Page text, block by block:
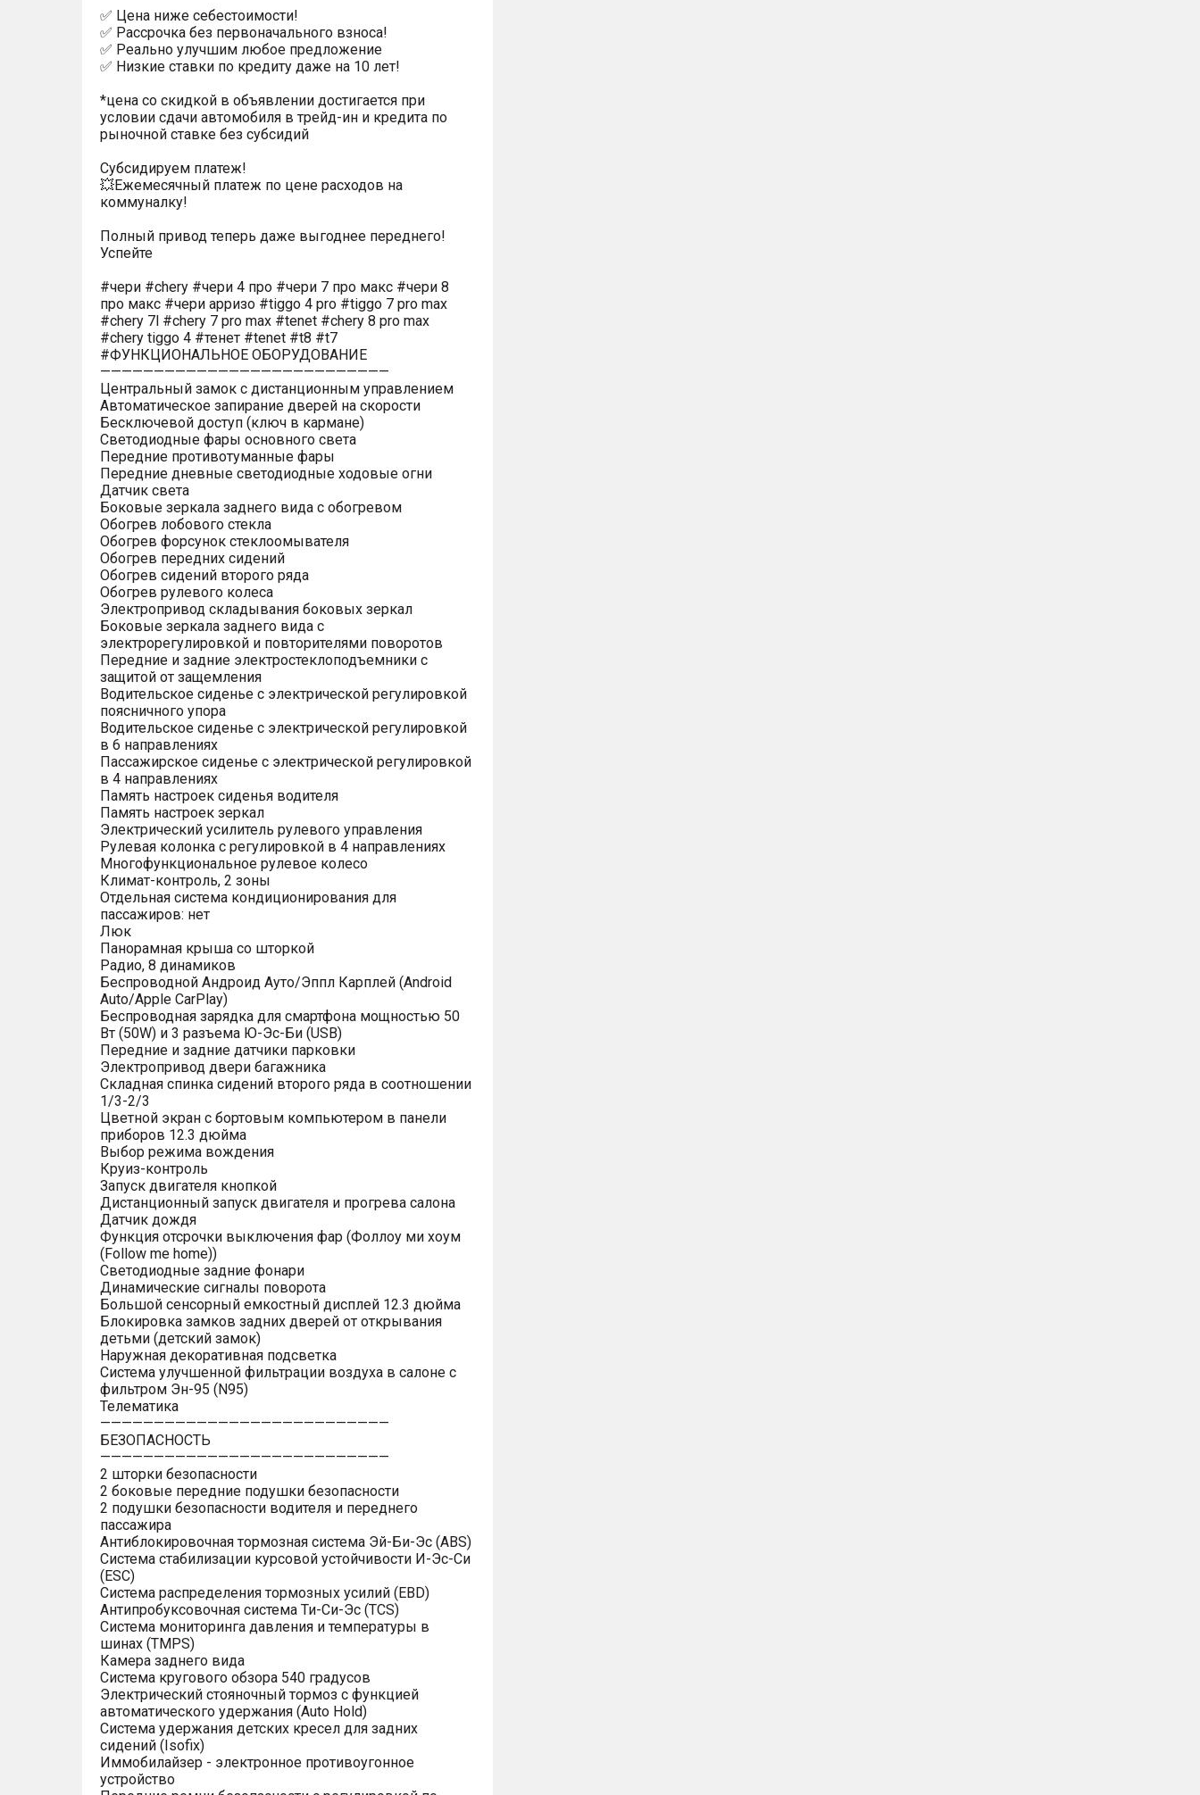
✅ Цена ниже себестоимости!
✅ Рассрочка без первоначального взноса!
✅ Реально улучшим любое предложение
✅ Низкие ставки по кредиту даже на 10 лет!
*цена со скидкой в объявлении достигается при
условии сдачи автомобиля в трейд-ин и кредита по
рыночной ставке без субсидий
Субсидируем платеж!
💥Ежемесячный платеж по цене расходов на
коммуналку!
Полный привод теперь даже выгоднее переднего!
Успейте
#чери #chery #чери 4 про #чери 7 про макс #чери 8
про макс #чери арризо #tiggo 4 pro #tiggo 7 pro max
#chery 7l #chery 7 pro max #tenet #chery 8 pro max
#chery tiggo 4 #тенет #tenet #t8 #t7
#ФУНКЦИОНАЛЬНОЕ ОБОРУДОВАНИЕ
———————————————————————————
Центральный замок с дистанционным управлением
Автоматическое запирание дверей на скорости
Бесключевой доступ (ключ в кармане)
Светодиодные фары основного света
Передние противотуманные фары
Передние дневные светодиодные ходовые огни
Датчик света
Боковые зеркала заднего вида с обогревом
Обогрев лобового стекла
Обогрев форсунок стеклоомывателя
Обогрев передних сидений
Обогрев сидений второго ряда
Обогрев рулевого колеса
Электропривод складывания боковых зеркал
Боковые зеркала заднего вида с
электрорегулировкой и повторителями поворотов
Передние и задние электростеклоподъемники с
защитой от защемления
Водительское сиденье с электрической регулировкой
поясничного упора
Водительское сиденье с электрической регулировкой
в 6 направлениях
Пассажирское сиденье с электрической регулировкой
в 4 направлениях
Память настроек сиденья водителя
Память настроек зеркал
Электрический усилитель рулевого управления
Рулевая колонка с регулировкой в 4 направлениях
Многофункциональное рулевое колесо
Климат-контроль, 2 зоны
Отдельная система кондиционирования для
пассажиров: нет
Люк
Панорамная крыша со шторкой
Радио, 8 динамиков
Беспроводной Андроид Ауто/Эппл Карплей (Android
Auto/Apple CarPlay)
Беспроводная зарядка для смартфона мощностью 50
Вт (50W) и 3 разъема Ю-Эс-Би (USB)
Передние и задние датчики парковки
Электропривод двери багажника
Складная спинка сидений второго ряда в соотношении
1/3-2/3
Цветной экран с бортовым компьютером в панели
приборов 12.3 дюйма
Выбор режима вождения
Круиз-контроль
Запуск двигателя кнопкой
Дистанционный запуск двигателя и прогрева салона
Датчик дождя
Функция отсрочки выключения фар (Фоллоу ми хоум
(Follow me home))
Светодиодные задние фонари
Динамические сигналы поворота
Большой сенсорный емкостный дисплей 12.3 дюйма
Блокировка замков задних дверей от открывания
детьми (детский замок)
Наружная декоративная подсветка
Система улучшенной фильтрации воздуха в салоне с
фильтром Эн-95 (N95)
Телематика
———————————————————————————
БЕЗОПАСНОСТЬ
———————————————————————————
2 шторки безопасности
2 боковые передние подушки безопасности
2 подушки безопасности водителя и переднего
пассажира
Антиблокировочная тормозная система Эй-Би-Эс (ABS)
Система стабилизации курсовой устойчивости И-Эс-Си
(ESC)
Система распределения тормозных усилий (EBD)
Антипробуксовочная система Ти-Си-Эс (TCS)
Система мониторинга давления и температуры в
шинах (TMPS)
Камера заднего вида
Система кругового обзора 540 градусов
Электрический стояночный тормоз с функцией
автоматического удержания (Auto Hold)
Система удержания детских кресел для задних
сидений (Isofix)
Иммобилайзер - электронное противоугонное
устройство